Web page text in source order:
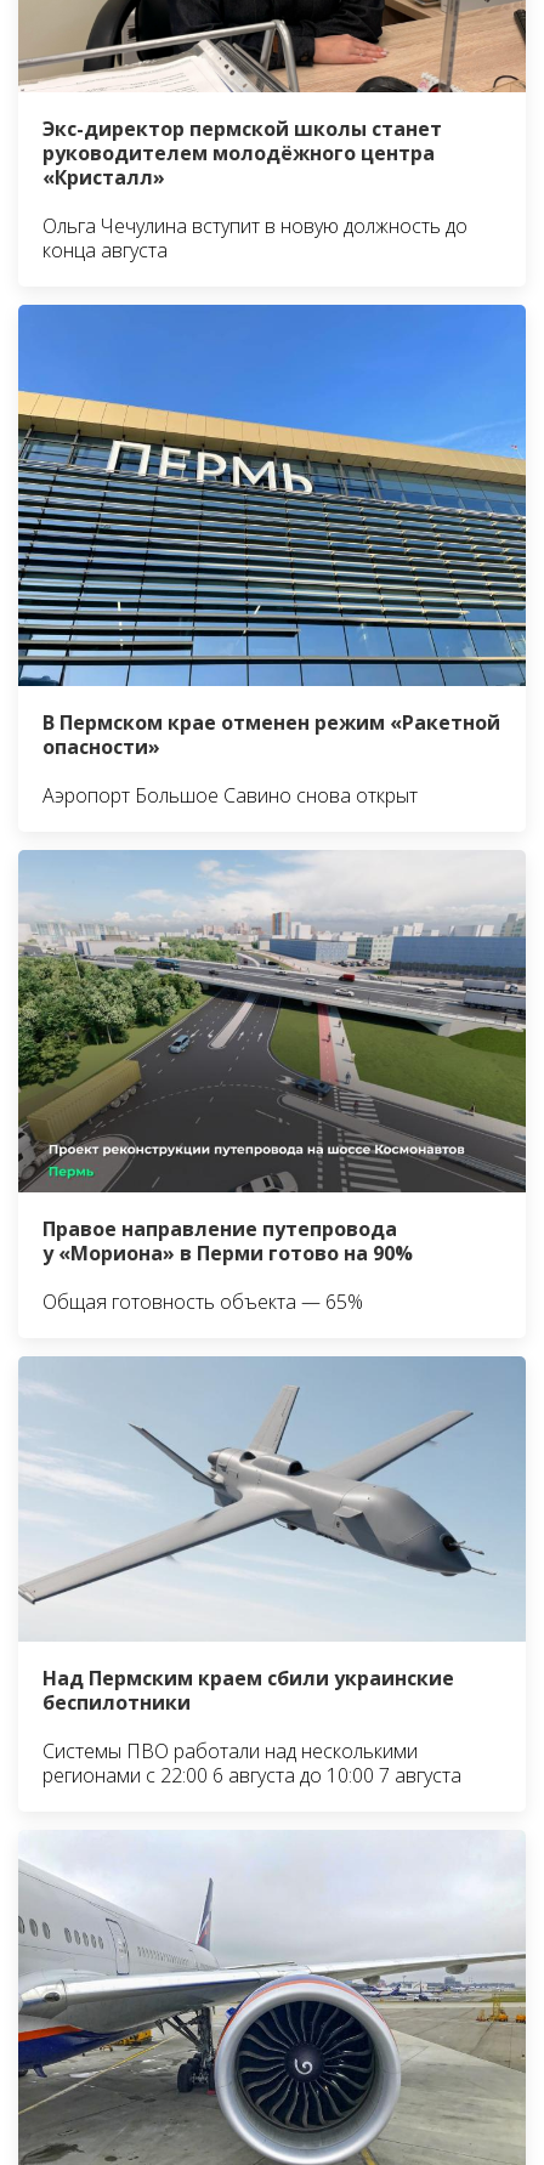
Экс-директор пермской школы станет
руководителем молодёжного центра
«Кристалл»
Ольга Чечулина вступит в новую должность до
конца августа
В Пермском крае отменен режим «Ракетной
опасности»
Аэропорт Большое Савино снова открыт
Правое направление путепровода
у «Мориона» в Перми готово на 90%
Общая готовность объекта — 65%
Над Пермским краем сбили украинские
беспилотники
Системы ПВО работали над несколькими
регионами с 22:00 6 августа до 10:00 7 августа